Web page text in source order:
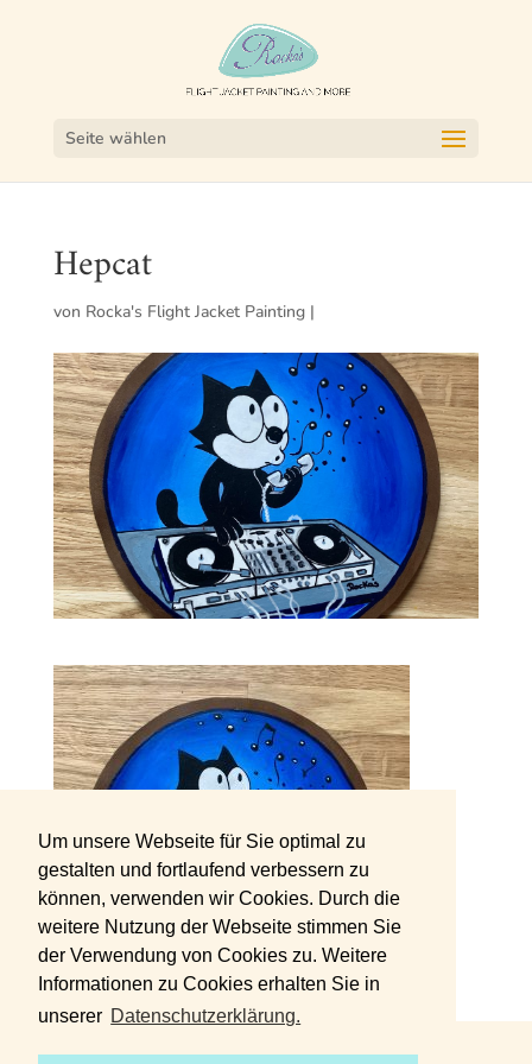
Um unsere Webseite für Sie optimal zu
gestalten und fortlaufend verbessern zu
können, verwenden wir Cookies. Durch die
weitere Nutzung der Webseite stimmen Sie
der Verwendung von Cookies zu. Weitere
Informationen zu Cookies erhalten Sie in
unserer Datenschutzerklärung.
Seite wählen
Hepcat
von Rocka's Flight Jacket Painting|
DATENSCHUTZERKLÄRUNG IMPRESSUM